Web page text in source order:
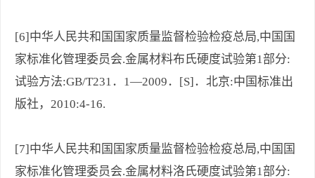
[6]中华人民共和国国家质量监督检验检疫总局,中国国
家标准化管理委员会.金属材料布氏硬度试验第1部分:
试验方法:GB/T231．1—2009．[S]．北京:中国标准出
版社，2010:4-16.
[7]中华人民共和国国家质量监督检验检疫总局,中国国
家标准化管理委员会.金属材料洛氏硬度试验第1部分: